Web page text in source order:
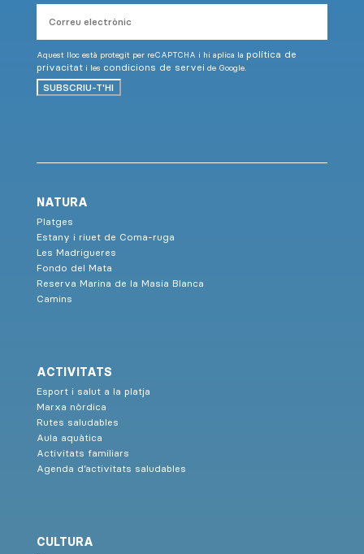
electrònic
Aquest lloc està protegit per reCAPTCHA i hi aplica la política de
privacitati les condicions de serveide Google.
SUBSCRIU-T'HI
NATURA
Platges
Estany i riuet de Coma-ruga
Les Madrigueres
Fondo del Mata
Reserva Marina de la Masia Blanca
Camins
ACTIVITATS
Esport i salut a la platja
Marxa nòrdica
Rutes saludables
Aula aquàtica
Activitats familiars
Agenda d’activitats saludables
CULTURA